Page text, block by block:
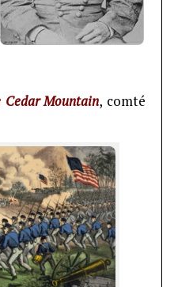
Mountain, comté